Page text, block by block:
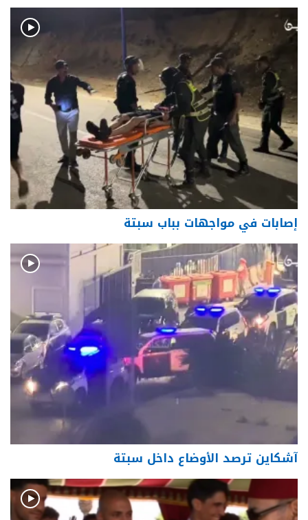
إصابات في مواجهات بباب سبتة
آشكاين ترصد الأوضاع داخل سبتة